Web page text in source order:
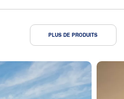
PLUS DE PRODUITS